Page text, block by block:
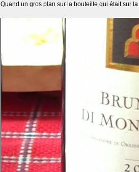
Quand un gros plan sur la bouteille qui était sur